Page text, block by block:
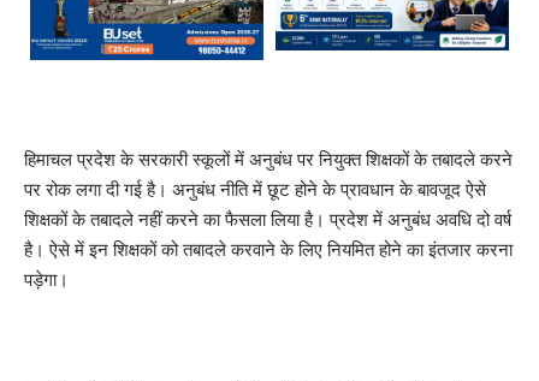
हिमाचल प्रदेश के सरकारी स्कूलों में अनुबंध पर नियुक्त शिक्षकों के तबादले करने
पर रोक लगा दी गई है। अनुबंध नीति में छूट होने के प्रावधान के बावजूद ऐसे
शिक्षकों के तबादले नहीं करने का फैसला लिया है। प्रदेश में अनुबंध अवधि दो वर्ष
है। ऐसे में इन शिक्षकों को तबादले करवाने के लिए नियमित होने का इंतजार करना
पड़ेगा।